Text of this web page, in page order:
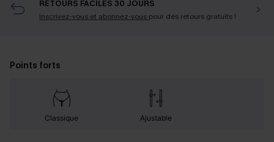
RETOURS FACILES 30 JOURS
Inscrivez-vous et abonnez-vous pour des retours gratuits !
Points forts
Classique Ajustable